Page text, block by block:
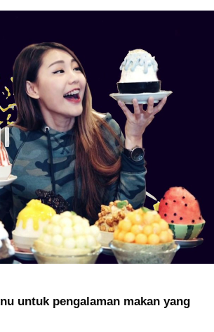
untuk pengalaman makan yang